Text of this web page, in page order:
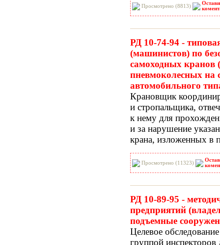
Просмотрено (8813)
РД 10-74-94 -
(машинистов) по
самоходных кранов
пневмоколесных на
автомобильного
Крановщик
и стропальщика,
к нему для
и за нарушение
крана, изложенных в
Просмотрено (11323)
РД 10-89-95 -
предприятий
подъемные
Целевое
группой инспекторов